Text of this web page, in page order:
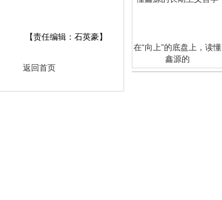
【责任编辑：石英豪】
返回首页
在“向上”的底盘上，读懂
鑫源的